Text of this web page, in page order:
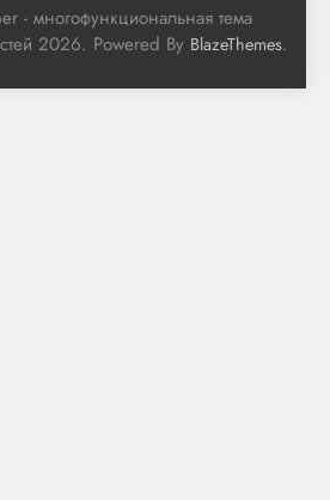
- многофункциональная тема
2026. Powered By BlazeThemes.